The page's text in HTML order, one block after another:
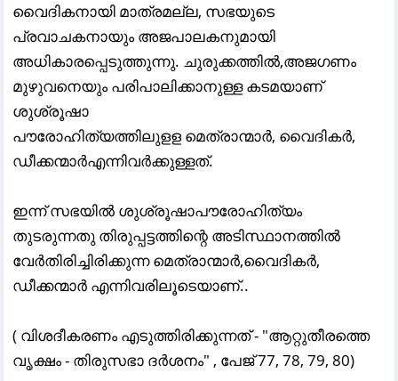
വൈദികനായി മാത്രമല്ല, സഭയുടെ
പ്രവാചകനായും അജപാലകനുമായി
അധികാരപ്പെടുത്തുന്നു. ചുരുക്കത്തിൽ,അജഗണം
മുഴുവനെയും പരിപാലിക്കാനുള്ള കടമയാണ്
ശുശ്രൂഷാ
പൗരോഹിത്യത്തിലുളള മെത്രാന്മാർ, വൈദികർ,
ഡീക്കന്മാർഎന്നിവർക്കുള്ളത്.
ഇന്ന് സഭയിൽ ശുശ്രൂഷാപൗരോഹിത്യം
തുടരുന്നതു തിരുപ്പട്ടത്തിന്റെ അടിസ്ഥാനത്തിൽ
വേർതിരിച്ചിരിക്കുന്ന മെത്രാന്മാർ,വൈദികർ,
ഡീക്കന്മാർ എന്നിവരിലൂടെയാണ്..
( വിശദീകരണം എടുത്തിരിക്കുന്നത് - "ആറ്റുതീരത്തെ
വൃക്ഷം - തിരുസഭാ ദർശനം" , പേജ് 77, 78, 79, 80)